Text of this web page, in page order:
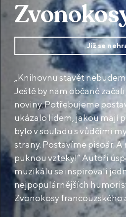
Již se
„Knihovnu stavět
Ještě by nám občané
noviny. Potřebujeme
ukázalo lidem, jakou mají
bylo v souladu s vůdčími
strany. Postavíme pisoár.
puknou vzteky!“ Autoři
muzikálu se inspirovali
nejpopulárnějších
Zvonokosy francouzského
Chevalliera, nejveselejší